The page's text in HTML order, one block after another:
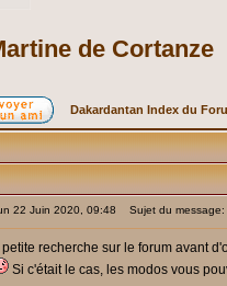
de Cortanze
Dakardantan Index du
22 Juin 2020, 09:48 Sujet du message:
recherche sur le forum avant
Si c'était le cas, les modos vous